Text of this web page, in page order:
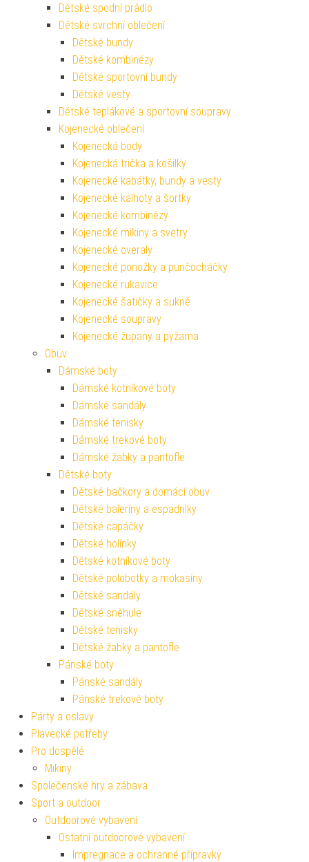
Dětské spodní prádlo
Dětské svrchní oblečení
Dětské bundy
Dětské kombinézy
Dětské sportovní bundy
Dětské vesty
Dětské teplákové a sportovní soupravy
Kojenecké oblečení
Kojenecká body
Kojenecká trička a košilky
Kojenecké kabátky, bundy a vesty
Kojenecké kalhoty a šortky
Kojenecké kombinézy
Kojenecké mikiny a svetry
Kojenecké overaly
Kojenecké ponožky a punčocháčky
Kojenecké rukavice
Kojenecké šatičky a sukně
Kojenecké soupravy
Kojenecké župany a pyžama
Obuv
Dámské boty
Dámské kotníkové boty
Dámské sandály
Dámské tenisky
Dámské trekové boty
Dámské žabky a pantofle
Dětské boty
Dětské bačkory a domácí obuv
Dětské baleríny a espadrilky
Dětské capáčky
Dětské holínky
Dětské kotníkové boty
Dětské polobotky a mokasíny
Dětské sandály
Dětské sněhule
Dětské tenisky
Dětské žabky a pantofle
Pánské boty
Pánské sandály
Pánské trekové boty
Párty a oslavy
Plavecké potřeby
Pro dospělé
Mikiny
Společenské hry a zábava
Sport a outdoor
Outdoorové vybavení
Ostatní outdoorové vybavení
Impregnace a ochranné přípravky